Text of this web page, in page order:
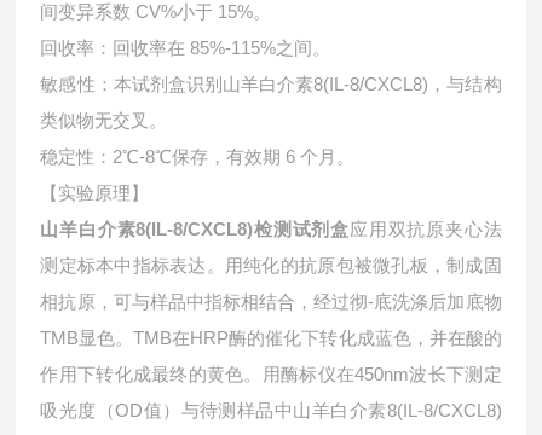
间变异系数 CV%小于 15%。
回收率：回收率在 85%-115%之间。
敏感性：本试剂盒识别山羊白介素8(IL-8/CXCL8)，与结构
类似物无交叉。
稳定性：2℃-8℃保存，有效期 6 个月。
【实验原理】
山羊白介素8(IL-8/CXCL8)检测试剂盒应用双抗原夹心法
测定标本中指标表达。用纯化的抗原包被微孔板，制成固
相抗原，可与样品中指标相结合，经过彻-底洗涤后加底物
TMB显色。TMB在HRP酶的催化下转化成蓝色，并在酸的
作用下转化成最终的黄色。用酶标仪在450nm波长下测定
吸光度（OD值）与待测样品中山羊白介素8(IL-8/CXCL8)